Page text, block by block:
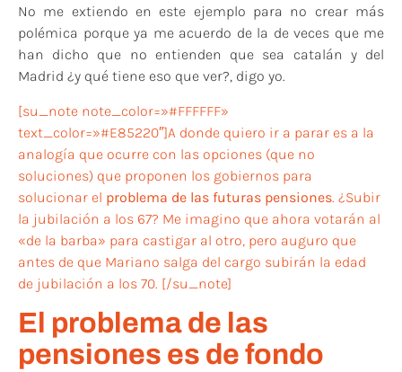
No me extiendo en este ejemplo para no crear más
polémica porque ya me acuerdo de la de veces que me
han dicho que no entienden que sea catalán y del
Madrid ¿y qué tiene eso que ver?, digo yo.
[su_note note_color=»#FFFFFF»
text_color=»#E85220″]A donde quiero ir a parar es a la
analogía que ocurre con las opciones (que no
soluciones) que proponen los gobiernos para
solucionar el problema de las futuras pensiones. ¿Subir
la jubilación a los 67? Me imagino que ahora votarán al
«de la barba» para castigar al otro, pero auguro que
antes de que Mariano salga del cargo subirán la edad
de jubilación a los 70. [/su_note]
El problema de las
pensiones es de fondo